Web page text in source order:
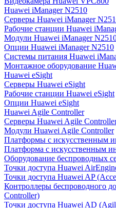
Huawei iManager N2510
Серверы Huawei iManager
Рабочие станции Huawei
Модули Huawei iManager
Опции Huawei iManager N2510
Системы питания Huawei
Монтажное оборудование
Huawei eSight
Серверы Huawei eSight
Рабочие станции Huawei eSight
Опции Huawei eSight
Huawei Agile Controller
Серверы Huawei Agile
Модули Huawei Agile Controller
Платформы с искусственным
Платформа с искусственным
Оборудование беспроводных
Точки доступа Huawei
Точки доступа Huawei AP
Контроллеры беспроводного
Controller)
Точки доступа Huawei AD